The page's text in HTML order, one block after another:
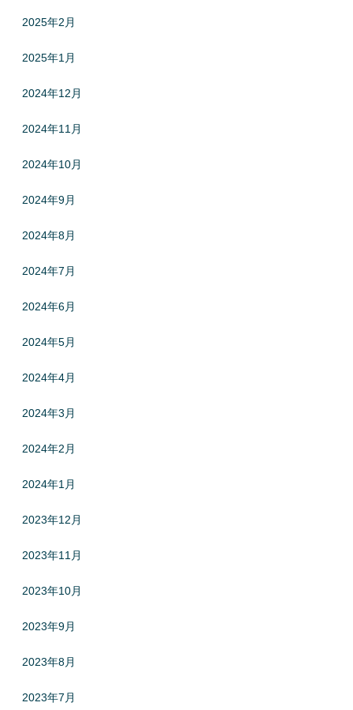
2025年2月
2025年1月
2024年12月
2024年11月
2024年10月
2024年9月
2024年8月
2024年7月
2024年6月
2024年5月
2024年4月
2024年3月
2024年2月
2024年1月
2023年12月
2023年11月
2023年10月
2023年9月
2023年8月
2023年7月